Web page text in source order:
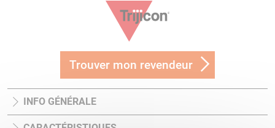
Trouver mon revendeur
INFO GÉNÉRALE